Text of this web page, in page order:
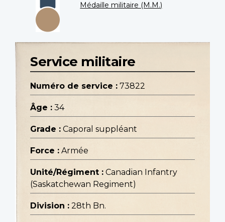
Médaille militaire (M.M.)
Service militaire
Numéro de service : 73822
Âge : 34
Grade : Caporal suppléant
Force : Armée
Unité/Régiment : Canadian Infantry
(Saskatchewan Regiment)
Division : 28th Bn.